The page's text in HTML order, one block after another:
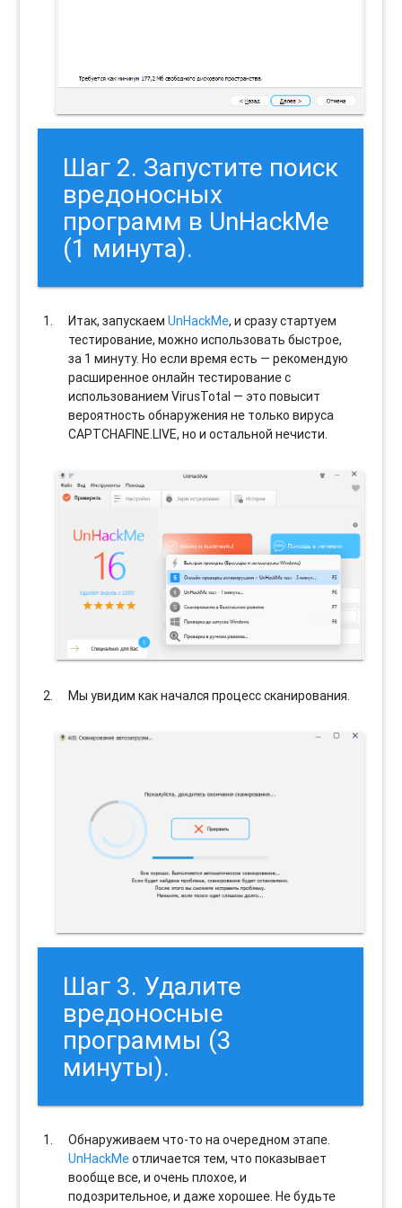
Шаг 2. Запустите поиск
вредоносных
программ в UnHackMe
(1 минута).
Итак, запускаемUnHackMe, и сразу стартуем
тестирование, можно использовать быстрое,
за 1 минуту. Но если время есть — рекомендую
расширенное онлайн тестирование с
использованием VirusTotal — это повысит
вероятность обнаружения не только вируса
CAPTCHAFINE.LIVE, но и остальной нечисти.
Мы увидим как начался процесс сканирования.
Шаг 3. Удалите
вредоносные
программы (3
минуты).
Обнаруживаем что-то на очередном этапе.
UnHackMeотличается тем, что показывает
вообще все, и очень плохое, и
подозрительное, и даже хорошее. Не будьте